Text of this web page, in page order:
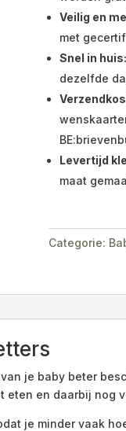
Veilig en
met
Snel in huis:
dezelfde
Levertijd
maat
Categorie:
je baby beter
en daarbij
je minder vaak